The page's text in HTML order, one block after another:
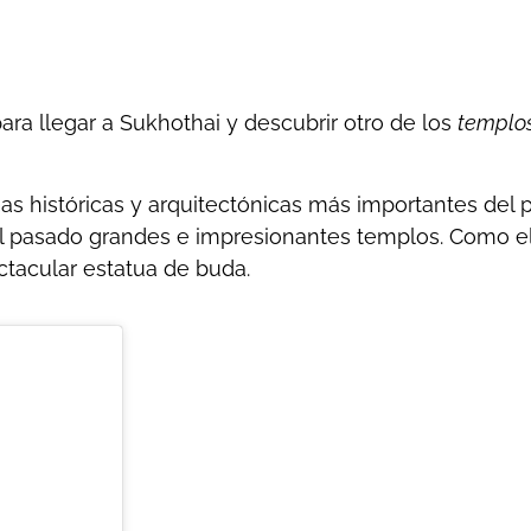
llegar a Sukhothai y descubrir otro de los
históricas y arquitectónicas más importantes del
grandes e impresionantes templos. Como
estatua de buda.